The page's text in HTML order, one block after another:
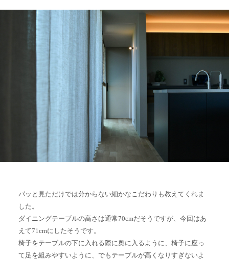
パッと見ただけでは分からない細かなこだわりも教えてくれま
した。
ダイニングテーブルの高さは通常70cmだそうですが、今回はあ
えて71cmにしたそうです。
椅子をテーブルの下に入れる際に奥に入るように、椅子に座っ
て足を組みやすいように、でもテーブルが高くなりすぎないよ